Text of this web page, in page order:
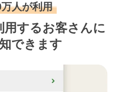
人が利用
用するお客さんに
できます